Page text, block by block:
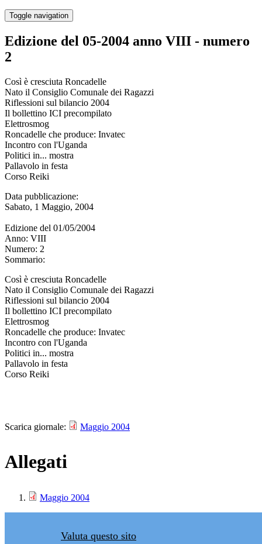
Toggle navigation
Edizione del 05-2004 anno VIII - numero
2
Così è cresciuta Roncadelle
Nato il Consiglio Comunale dei Ragazzi
Riflessioni sul bilancio 2004
Il bollettino ICI precompilato
Elettrosmog
Roncadelle che produce: Invatec
Incontro con l'Uganda
Politici in... mostra
Pallavolo in festa
Corso Reiki
Data pubblicazione:
Sabato, 1 Maggio, 2004
Edizione del 01/05/2004
Anno: VIII
Numero: 2
Sommario:
Così è cresciuta Roncadelle
Nato il Consiglio Comunale dei Ragazzi
Riflessioni sul bilancio 2004
Il bollettino ICI precompilato
Elettrosmog
Roncadelle che produce: Invatec
Incontro con l'Uganda
Politici in... mostra
Pallavolo in festa
Corso Reiki
Scarica giornale: Maggio 2004
Allegati
Maggio 2004
Valuta questo sito